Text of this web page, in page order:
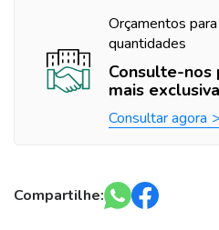
Orçamentos
quantidades
Consulte-nos
mais exclusiva
Consultar agora
Compartilhe: